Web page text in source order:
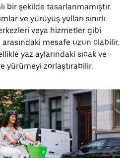
bir şekilde tasarlanmamıştır.
ve yürüyüş yolları sınırlı
veya hizmetler gibi
arasındaki mesafe uzun olabilir.
yaz aylarındaki sıcak ve
yürümeyi zorlaştırabilir.